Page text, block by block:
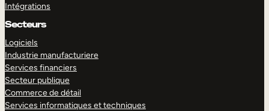
Intégrations
Secteurs
Logiciels
Industrie manufacturiere
Services financiers
Secteur publique
Commerce de détail
Services informatiques et techniques